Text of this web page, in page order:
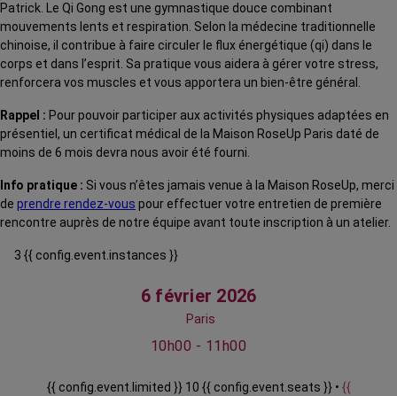
Patrick. Le Qi Gong est une gymnastique douce combinant
mouvements lents et respiration. Selon la médecine traditionnelle
chinoise, il contribue à faire circuler le flux énergétique (qi) dans le
corps et dans l’esprit. Sa pratique vous aidera à gérer votre stress,
renforcera vos muscles et vous apportera un bien-être général.
Rappel : Pour pouvoir participer aux activités physiques adaptées en
présentiel, un certificat médical de la Maison RoseUp Paris daté de
moins de 6 mois devra nous avoir été fourni.
Info pratique : Si vous n’êtes jamais venue à la Maison RoseUp, merci
de prendre rendez-vous pour effectuer votre entretien de première
rencontre auprès de notre équipe avant toute inscription à un atelier.
3 {{ config.event.instances }}
6 février 2026
Paris
10h00 - 11h00
{{ config.event.limited }} 10 {{ config.event.seats }} • {{